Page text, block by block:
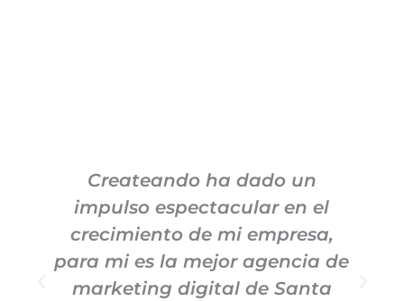
Createando ha dado un
impulso espectacular en el
crecimiento de mi empresa,
para mi es la mejor agencia de
marketing digital de Santa